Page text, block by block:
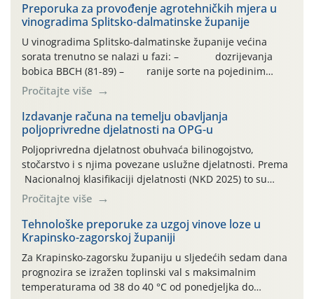
Preporuka za provođenje agrotehničkih mjera u
vinogradima Splitsko-dalmatinske županije
U vinogradima Splitsko-dalmatinske županije većina
sorata trenutno se nalazi u fazi: – dozrijevanja
bobica BBCH (81-89) – ranije sorte na pojedinim
lokalitetima već su dozrele te su spremne za berbu Zbog
visokih temperatura i dugotrajnog izostanka oborina
razvoj vinove loze odvija se uredno, a zdravstveno stanje
većine vinograda je dobro. Srednje dnevne temperature
zraka […]
Pročitajte više
Izdavanje računa na temelju obavljanja
poljoprivredne djelatnosti na OPG-u
Poljoprivredna djelatnost obuhvaća bilinogojstvo,
stočarstvo i s njima povezane uslužne djelatnosti. Prema
Nacionalnoj klasifikaciji djelatnosti (NKD 2025) to su
skupne 01.1, 01.2, 01.3, 01.4, 01.5 i 01.6. Djelatnost
prerade poljoprivrednih proizvoda je svako djelovanje na
poljoprivredni proizvod čiji je rezultat proizvod koji
također može biti poljoprivredni proizvod poput npr.
maslinovog ulja, bučinog ulja, vino od […]
Pročitajte više
Tehnološke preporuke za uzgoj vinove loze u
Krapinsko-zagorskoj županiji
Za Krapinsko-zagorsku županiju u sljedećih sedam dana
prognozira se izražen toplinski val s maksimalnim
temperaturama od 38 do 40 °C od ponedjeljka do